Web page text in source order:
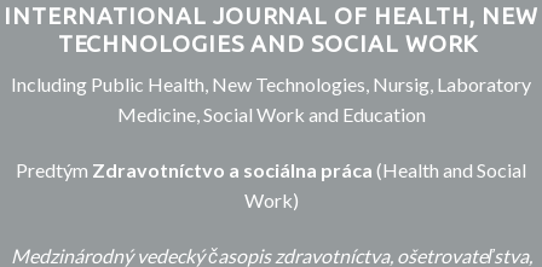
INTERNATIONAL JOURNAL OF HEALTH, NEW
TECHNOLOGIES AND SOCIAL WORK
Including Public Health, New Technologies, Nursig, Laboratory
Medicine, Social Work and Education
Predtým Zdravotníctvo a sociálna práca (Health and Social
Work)
Medzinárodný vedecký časopis zdravotníctva, ošetrovateľstva,